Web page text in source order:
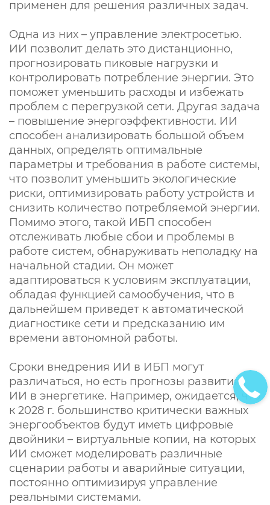
применен для решения различных задач.
Одна из них – управление электросетью.
ИИ позволит делать это дистанционно,
прогнозировать пиковые нагрузки и
контролировать потребление энергии. Это
поможет уменьшить расходы и избежать
проблем с перегрузкой сети. Другая задача
– повышение энергоэффективности. ИИ
способен анализировать большой объем
данных, определять оптимальные
параметры и требования в работе системы,
что позволит уменьшить экологические
риски, оптимизировать работу устройств и
снизить количество потребляемой энергии.
Помимо этого, такой ИБП способен
отслеживать любые сбои и проблемы в
работе систем, обнаруживать неполадку на
начальной стадии. Он может
адаптироваться к условиям эксплуатации,
обладая функцией самообучения, что в
дальнейшем приведет к автоматической
диагностике сети и предсказанию им
времени автономной работы.
Сроки внедрения ИИ в ИБП могут
различаться, но есть прогнозы развития
ИИ в энергетике. Например, ожидается, что
к 2028 г. большинство критически важных
энергообъектов будут иметь цифровые
двойники – виртуальные копии, на которых
ИИ сможет моделировать различные
сценарии работы и аварийные ситуации,
постоянно оптимизируя управление
реальными системами.